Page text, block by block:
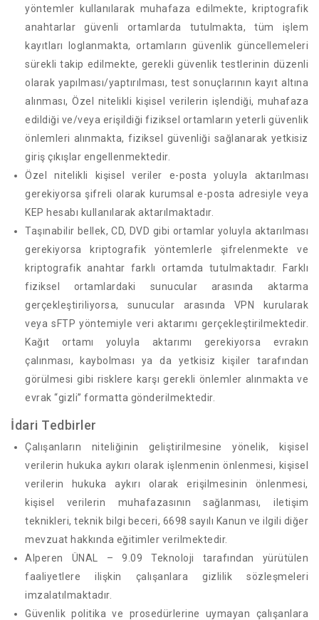
yöntemler kullanılarak muhafaza edilmekte, kriptografik
anahtarlar güvenli ortamlarda tutulmakta, tüm işlem
kayıtları loglanmakta, ortamların güvenlik güncellemeleri
sürekli takip edilmekte, gerekli güvenlik testlerinin düzenli
olarak yapılması/yaptırılması, test sonuçlarının kayıt altına
alınması, Özel nitelikli kişisel verilerin işlendiği, muhafaza
edildiği ve/veya erişildiği fiziksel ortamların yeterli güvenlik
önlemleri alınmakta, fiziksel güvenliği sağlanarak yetkisiz
giriş çıkışlar engellenmektedir.
Özel nitelikli kişisel veriler e-posta yoluyla aktarılması
gerekiyorsa şifreli olarak kurumsal e-posta adresiyle veya
KEP hesabı kullanılarak aktarılmaktadır.
Taşınabilir bellek, CD, DVD gibi ortamlar yoluyla aktarılması
gerekiyorsa kriptografik yöntemlerle şifrelenmekte ve
kriptografik anahtar farklı ortamda tutulmaktadır. Farklı
fiziksel ortamlardaki sunucular arasında aktarma
gerçekleştiriliyorsa, sunucular arasında VPN kurularak
veya sFTP yöntemiyle veri aktarımı gerçekleştirilmektedir.
Kağıt ortamı yoluyla aktarımı gerekiyorsa evrakın
çalınması, kaybolması ya da yetkisiz kişiler tarafından
görülmesi gibi risklere karşı gerekli önlemler alınmakta ve
evrak “gizli” formatta gönderilmektedir.
İdari Tedbirler
Çalışanların niteliğinin geliştirilmesine yönelik, kişisel
verilerin hukuka aykırı olarak işlenmenin önlenmesi, kişisel
verilerin hukuka aykırı olarak erişilmesinin önlenmesi,
kişisel verilerin muhafazasının sağlanması, iletişim
teknikleri, teknik bilgi beceri, 6698 sayılı Kanun ve ilgili diğer
mevzuat hakkında eğitimler verilmektedir.
Alperen ÜNAL – 9.09 Teknoloji tarafından yürütülen
faaliyetlere ilişkin çalışanlara gizlilik sözleşmeleri
imzalatılmaktadır.
Güvenlik politika ve prosedürlerine uymayan çalışanlara